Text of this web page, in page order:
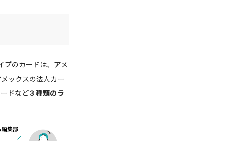
プのカードは、アメ
ックスの法人カー
ドなど３種類のラ
集部